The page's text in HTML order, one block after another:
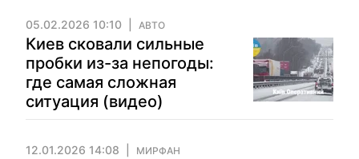
05.02.2026 10:10 АВТО
Киев сковали сильные
пробки из-за непогоды:
где самая сложная
ситуация (видео)
12.01.2026 14:08 МИРФАН